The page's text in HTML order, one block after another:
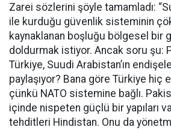
Zarei sözlerini şöyle tamamladı:
ile kurduğu güvenlik sisteminin
kaynaklanan boşluğu bölgesel bir
doldurmak istiyor. Ancak soru şu:
Türkiye, Suudi Arabistan’ın
paylaşıyor? Bana göre Türkiye hiç
çünkü NATO sistemine bağlı.
içinde nispeten güçlü bir yapıları
tehditleri Hindistan. Onu da